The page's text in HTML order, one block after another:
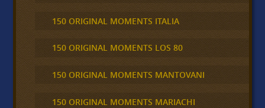
150 ORIGINAL MOMENTS ITALIA
150 ORIGINAL MOMENTS LOS 80
150 ORIGINAL MOMENTS MANTOVANI
150 ORIGINAL MOMENTS MARIACHI